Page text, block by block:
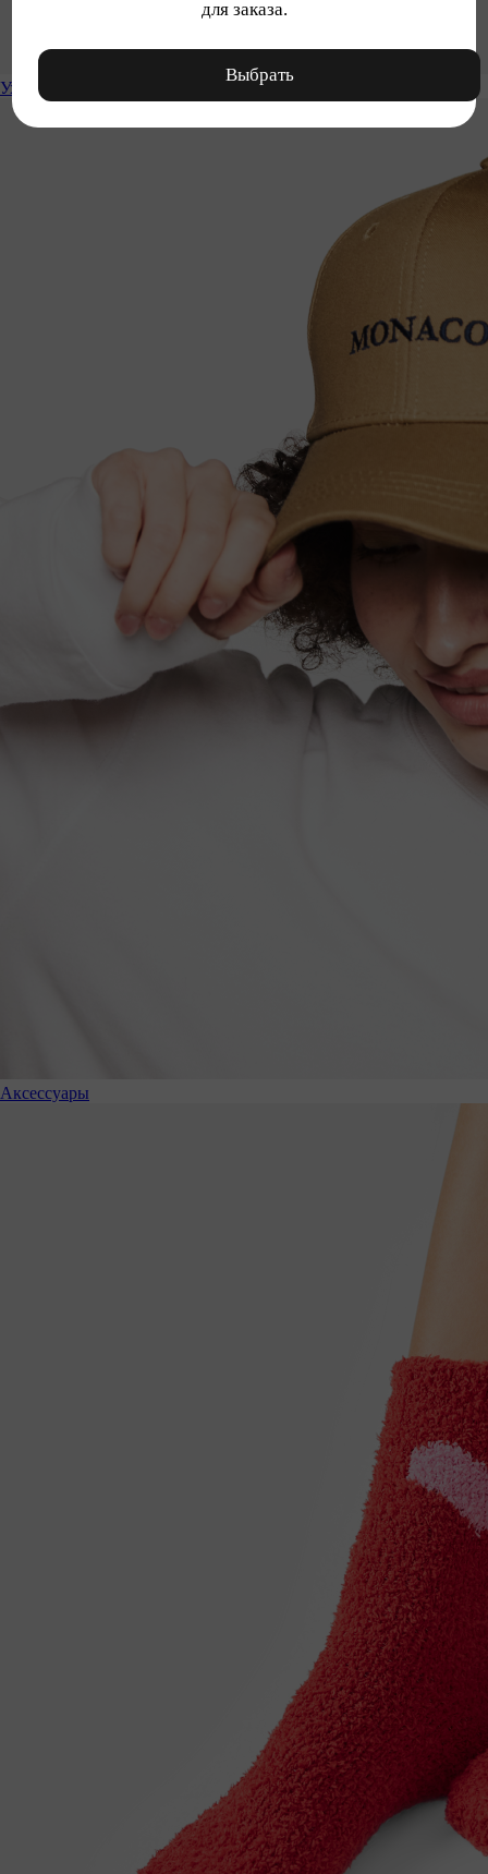
Уход
Аксессуары
для заказа.
Выбрать